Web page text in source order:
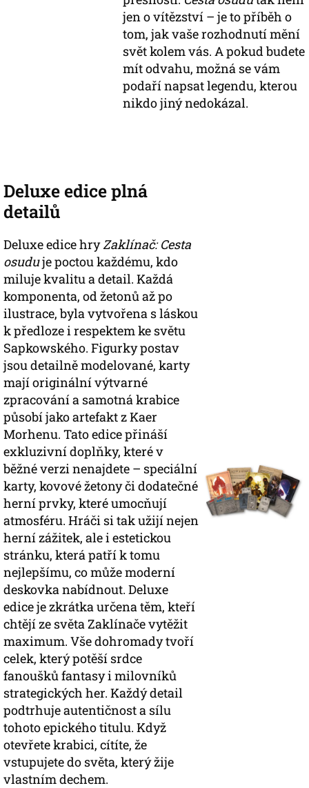
jen o vítězství – je to příběh o
tom, jak vaše rozhodnutí mění
svět kolem vás. A pokud budete
mít odvahu, možná se vám
podaří napsat legendu, kterou
nikdo jiný nedokázal.
Deluxe edice plná
detailů
Deluxe edice hryZaklínač: Cesta
osuduje poctou každému, kdo
miluje kvalitu a detail. Každá
komponenta, od žetonů až po
ilustrace, byla vytvořena s láskou
k předloze i respektem ke světu
Sapkowského. Figurky postav
jsou detailně modelované, karty
mají originální výtvarné
zpracování a samotná krabice
působí jako artefakt z Kaer
Morhenu. Tato edice přináší
exkluzivní doplňky, které v
běžné verzi nenajdete – speciální
karty, kovové žetony či dodatečné
herní prvky, které umocňují
atmosféru. Hráči si tak užijí nejen
herní zážitek, ale i estetickou
stránku, která patří k tomu
nejlepšímu, co může moderní
deskovka nabídnout. Deluxe
edice je zkrátka určena těm, kteří
chtějí ze světa Zaklínače vytěžit
maximum. Vše dohromady tvoří
celek, který potěší srdce
fanoušků fantasy i milovníků
strategických her. Každý detail
podtrhuje autentičnost a sílu
tohoto epického titulu. Když
otevřete krabici, cítíte, že
vstupujete do světa, který žije
vlastním dechem.